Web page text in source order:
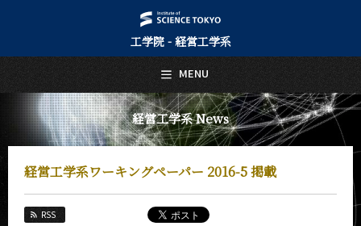
工学院 - 経営工学系
経営工学系 News
経営工学系ワーキングペーパー 2016-5 掲載
RSS
MENU
日本語 English
トップページ
Top Page
経営工学系について
About Us
Education